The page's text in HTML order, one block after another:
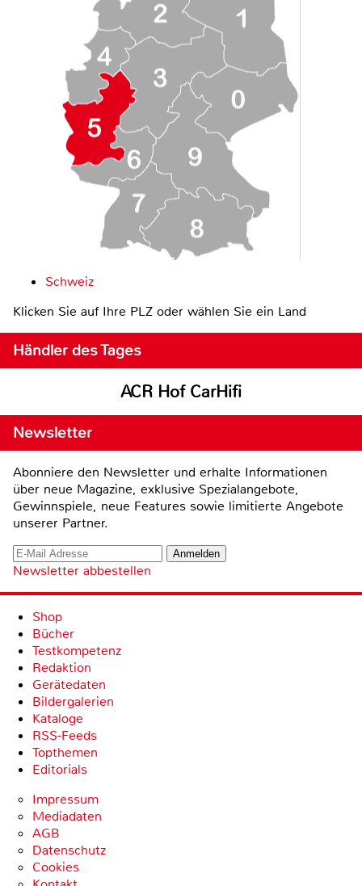
Schweiz
Klicken Sie auf Ihre PLZ oder wählen Sie ein Land
Händler des Tages
ACR Hof CarHifi
Newsletter
Abonniere den Newsletter und erhalte Informationen
über neue Magazine, exklusive Spezialangebote,
Gewinnspiele, neue Features sowie limitierte Angebote
unserer Partner.
Newsletter abbestellen
Shop
Bücher
Testkompetenz
Redaktion
Gerätedaten
Bildergalerien
Kataloge
RSS-Feeds
Topthemen
Editorials
Impressum
Mediadaten
AGB
Datenschutz
Cookies